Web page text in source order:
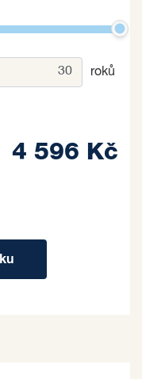
roků
4 596 Kč